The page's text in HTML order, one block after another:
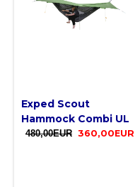
Exped Scout
Hammock Combi UL
480,00EUR 360,00EUR